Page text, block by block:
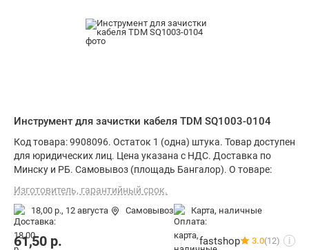
Инструмент для зачистки кабеля TDM SQ1003-0104
Код товара: 9908096. Остаток 1 (одна) штука. Товар доступен
для юридических лиц. Цена указана с НДС. Доставка по
Минску и РБ. Самовывоз (площадь Бангалор). О товаре:
Изготовитель, гарантийный срок.
18,00 р., 12 августа Самовывоз карта, наличные
61,50 р. fastshop 3.0(12) i